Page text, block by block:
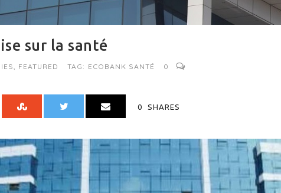
sur la santé
FEATURED TAG: ECOBANK SANTÉ 0
0 SHARES